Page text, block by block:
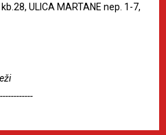
ULICA MARTANE nep. 1-7,